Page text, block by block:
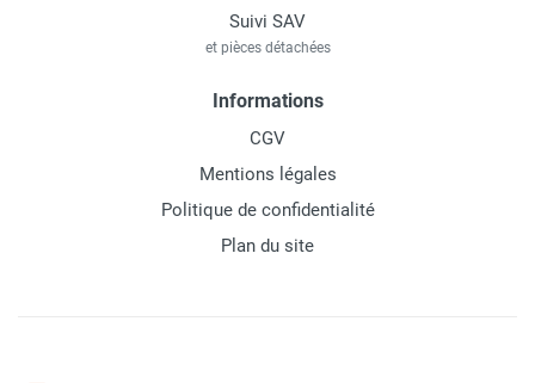
Suivi SAV
et pièces détachées
Informations
CGV
Mentions légales
Politique de confidentialité
Plan du site